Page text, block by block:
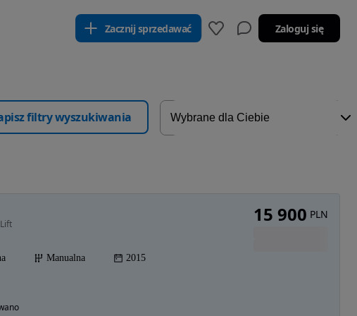
Zacznij sprzedawać Zaloguj się
filtry wyszukiwania
Manualna 2015
15 900 PLN